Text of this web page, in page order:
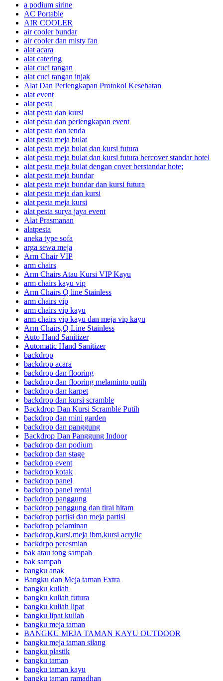
a podium sirine
AC Portable
AIR COOLER
air cooler bundar
air cooler dan misty fan
alat acara
alat catering
alat cuci tangan
alat cuci tangan injak
Alat Dan Perlengkapan Protokol Kesehatan
alat event
alat pesta
alat pesta dan kursi
alat pesta dan perlengkapan event
alat pesta dan tenda
alat pesta meja bulat
alat pesta meja bulat dan kursi futura
alat pesta meja bulat dan kursi futura bercover standar hotel
alat pesta meja bulat dengan cover berstandar hote;
alat pesta meja bundar
alat pesta meja bundar dan kursi futura
alat pesta meja dan kursi
alat pesta meja kursi
alat pesta surya jaya event
Alat Prasmanan
alatpesta
aneka type sofa
arga sewa meja
Arm Chair VIP
arm chairs
Arm Chairs Atau Kursi VIP Kayu
arm chairs kayu vip
Arm Chairs Q line Stainless
arm chairs vip
arm chairs vip kayu
arm chairs vip kayu dan meja vip kayu
Arm Chairs,Q Line Stainless
Auto Hand Sanitizer
Automatic Hand Sanitizer
backdrop
backdrop acara
backdrop dan flooring
backdrop dan flooring melaminto putih
backdrop dan karpet
backdrop dan kursi scramble
Backdrop Dan Kursi Scramble Putih
backdrop dan mini garden
backdrop dan panggung
Backdrop Dan Panggung Indoor
backdrop dan podium
backdrop dan stage
backdrop event
backdrop kotak
backdrop panel
backdrop panel rental
backdrop panggung
backdrop panggung dan tirai hitam
backdrop partisi dan meja partisi
backdrop pelaminan
backdrop,kursi,meja ibm,kursi acrylic
backdrpo peresmian
bak atau tong sampah
bak sampah
bangku anak
Bangku dan Meja taman Extra
bangku kuliah
bangku kuliah futura
bangku kuliah lipat
bangku lipat kuliah
bangku meja taman
BANGKU MEJA TAMAN KAYU OUTDOOR
bangku meja taman silang
bangku plastik
bangku taman
bangku taman kayu
bangku taman ramadhan